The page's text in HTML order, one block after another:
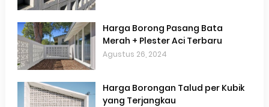
Harga Borong Pasang Bata
Merah + Plester Aci Terbaru
Agustus 26, 2024
Harga Borongan Talud per Kubik
yang Terjangkau